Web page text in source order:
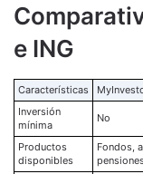
e ING
Características
Inversión
mínima
No
Productos
disponibles
Fondos,